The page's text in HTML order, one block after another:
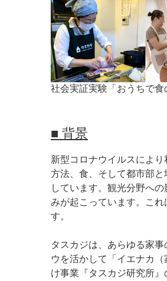
社会実証実験「おうちで
■ 背景
新型コロナウイルスによ
方法、食、そして都市部
しています。観光分野へ
みが起こっています。こ
す。
タスカジは、あらゆる家
ウを活かして「イエナカ
け事業『タスカジ研究所